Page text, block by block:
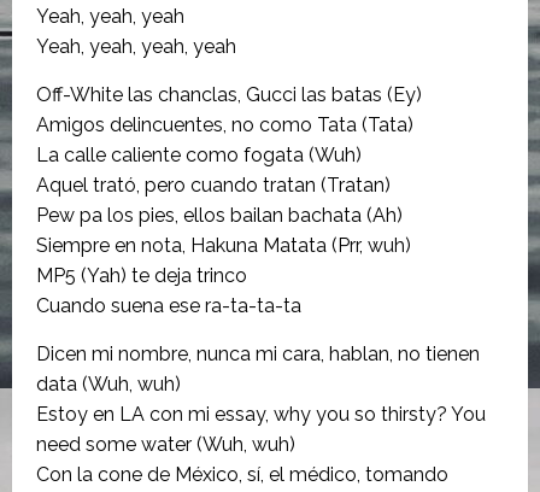
Yeah, yeah, yeah
Yeah, yeah, yeah, yeah
Off-White las chanclas, Gucci las batas (Ey)
Amigos delincuentes, no como Tata (Tata)
La calle caliente como fogata (Wuh)
Aquel trató, pero cuando tratan (Tratan)
Pew pa los pies, ellos bailan bachata (Ah)
Siempre en nota, Hakuna Matata (Prr, wuh)
MP5 (Yah) te deja trinco
Cuando suena ese ra-ta-ta-ta
Dicen mi nombre, nunca mi cara, hablan, no tienen
data (Wuh, wuh)
Estoy en LA con mi essay, why you so thirsty? You
need some water (Wuh, wuh)
Con la cone de México, sí, el médico, tomando